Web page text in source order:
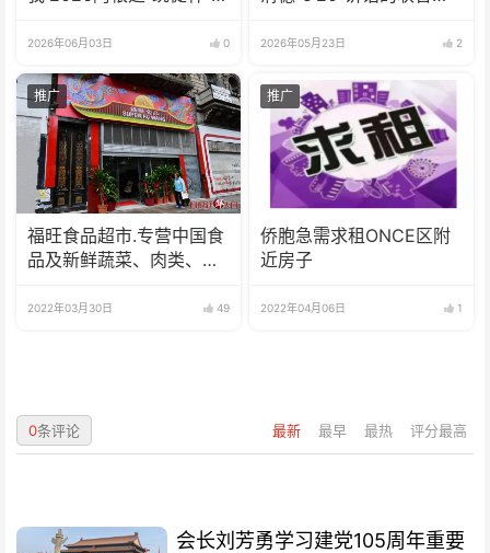
圆满落幕
2026年06月03日 0 2026年05月23日 2
推广
福旺食品超市.专营中国食
品及新鲜蔬菜、肉类、
2022年03月30日 49
推广
侨胞急需求租ONCE区附
近房子
2022年04月06日 1
最新 最早 最热 评分最高
0条评论
会长刘芳勇学习建党105周年重要